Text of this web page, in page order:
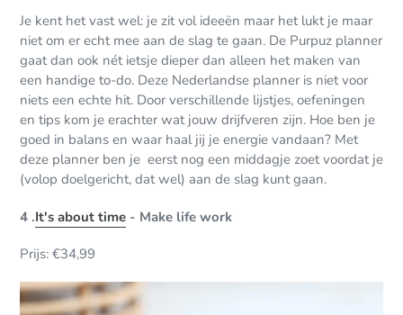
Je kent het vast wel: je zit vol ideeën maar het lukt je maar
niet om er echt mee aan de slag te gaan. De Purpuz planner
gaat dan ook nét ietsje dieper dan alleen het maken van
een handige to-do. Deze Nederlandse planner is niet voor
niets een echte hit. Door verschillende lijstjes, oefeningen
en tips kom je erachter wat jouw drijfveren zijn. Hoe ben je
goed in balans en waar haal jij je energie vandaan? Met
deze planner ben je eerst nog een middagje zoet voordat je
(volop doelgericht, dat wel) aan de slag kunt gaan.
4 .It's about time - Make life work
Prijs: €34,99